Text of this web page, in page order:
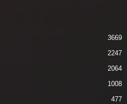
3669
2247
2064
1008
477